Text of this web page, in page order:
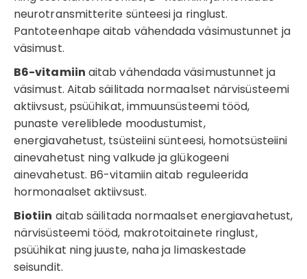
neurotransmitterite sünteesi ja ringlust.
Pantoteenhape aitab vähendada väsimustunnet ja
väsimust.
B6-vitamiin aitab vähendada väsimustunnet ja
väsimust. Aitab säilitada normaalset närvisüsteemi
aktiivsust, psüühikat, immuunsüsteemi tööd,
punaste vereliblede moodustumist,
energiavahetust, tsüsteiini sünteesi, homotsüsteiini
ainevahetust ning valkude ja glükogeeni
ainevahetust. B6-vitamiin aitab reguleerida
hormonaalset aktiivsust.
Biotiin aitab säilitada normaalset energiavahetust,
närvisüsteemi tööd, makrotoitainete ringlust,
psüühikat ning juuste, naha ja limaskestade
seisundit.